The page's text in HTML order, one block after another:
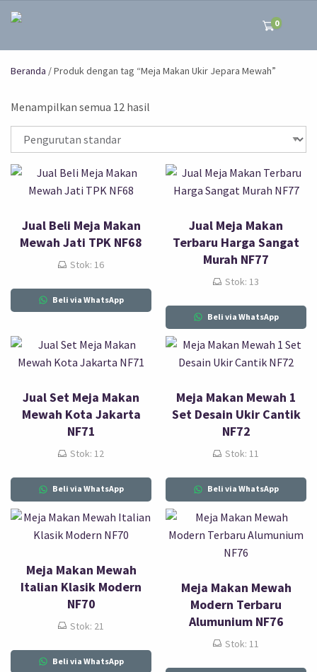
0
Beranda / Produk dengan tag “Meja Makan Ukir Jepara Mewah”
Menampilkan semua 12 hasil
Jual Beli Meja Makan
Mewah Jati TPK NF68
Stok: 16
Beli via WhatsApp
Jual Meja Makan
Terbaru Harga Sangat
Murah NF77
Stok: 13
Beli via WhatsApp
Jual Set Meja Makan
Mewah Kota Jakarta
NF71
Stok: 12
Beli via WhatsApp
Meja Makan Mewah 1
Set Desain Ukir Cantik
NF72
Stok: 11
Beli via WhatsApp
Meja Makan Mewah
Italian Klasik Modern
NF70
Stok: 21
Beli via WhatsApp
Meja Makan Mewah
Modern Terbaru
Alumunium NF76
Stok: 11